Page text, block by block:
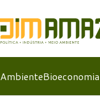
Bioeconomia